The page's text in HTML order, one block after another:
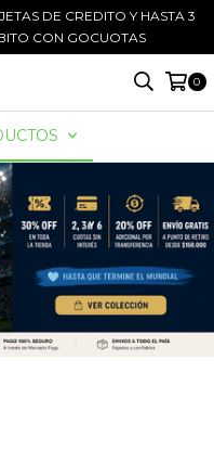
DE CREDITO Y HASTA 3
CON GOCUOTAS
0